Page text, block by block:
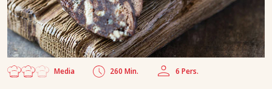
Media 260 Min. 6 Pers.